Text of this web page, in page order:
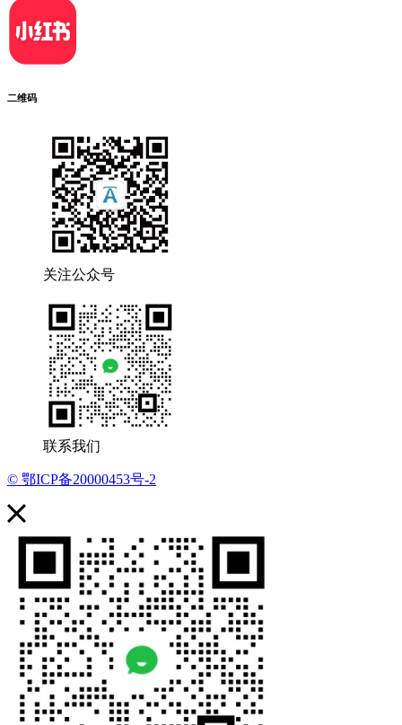
二维码
关注公众号
联系我们
© 鄂ICP备20000453号-2